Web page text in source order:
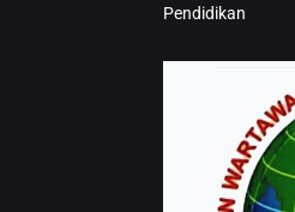
Pendidikan